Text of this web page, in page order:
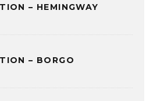
– HEMINGWAY
– BORGO